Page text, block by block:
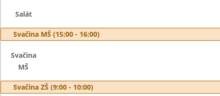
Salát
Svačina MŠ (15:00 - 16:00)
Svačina
MŠ
Svačina ZŠ (9:00 - 10:00)